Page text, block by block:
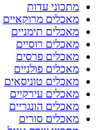
מתכוני עדות
מאכלים מרוקאיים
מאכלים תימניים
מאכלים רוסיים
מאכלים פרסים
מאכלים פולניים
מאכלים טוניסאים
מאכלים עירקיים
מאכלים הונגריים
מאכלים סורים